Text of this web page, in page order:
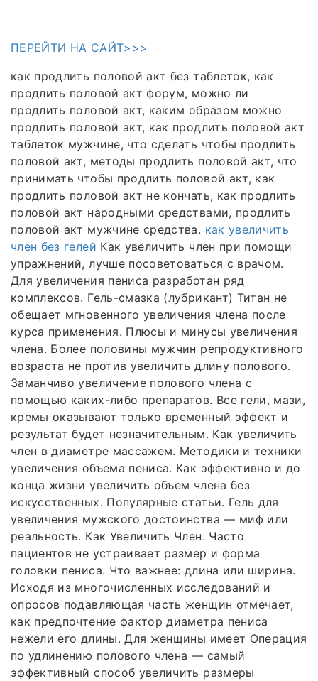
ПЕРЕЙТИ НА САЙТ>>>
как продлить половой акт без таблеток, как
продлить половой акт форум, можно ли
продлить половой акт, каким образом можно
продлить половой акт, как продлить половой акт
таблеток мужчине, что сделать чтобы продлить
половой акт, методы продлить половой акт, что
принимать чтобы продлить половой акт, как
продлить половой акт не кончать, как продлить
половой акт народными средствами, продлить
половой акт мужчине средства. как увеличить
член без гелей Как увеличить член при помощи
упражнений, лучше посоветоваться с врачом.
Для увеличения пениса разработан ряд
комплексов. Гель-смазка (лубрикант) Титан не
обещает мгновенного увеличения члена после
курса применения. Плюсы и минусы увеличения
члена. Более половины мужчин репродуктивного
возраста не против увеличить длину полового.
Заманчиво увеличение полового члена с
помощью каких-либо препаратов. Все гели, мази,
кремы оказывают только временный эффект и
результат будет незначительным. Как увеличить
член в диаметре массажем. Методики и техники
увеличения объема пениса. Как эффективно и до
конца жизни увеличить объем члена без
искусственных. Популярные статьи. Гель для
увеличения мужского достоинства — миф или
реальность. Как Увеличить Член. Часто
пациентов не устраивает размер и форма
головки пениса. Что важнее: длина или ширина.
Исходя из многочисленных исследований и
опросов подавляющая часть женщин отмечает,
как предпочтение фактор диаметра пениса
нежели его длины. Для женщины имеет Операция
по удлинению полового члена — самый
эффективный способ увеличить размеры